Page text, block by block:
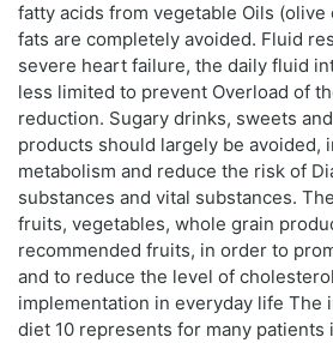
fatty acids from vegetable Oils (olive
fats are completely avoided. Fluid
severe heart failure, the daily fluid
less limited to prevent Overload of
reduction. Sugary drinks, sweets
products should largely be avoided,
metabolism and reduce the risk of
substances and vital substances.
fruits, vegetables, whole grain
recommended fruits, in order to
and to reduce the level of
implementation in everyday life The
diet 10 represents for many patients